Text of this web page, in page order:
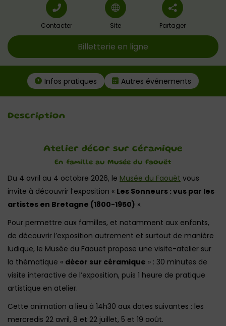
Contacter Site Partager
Billetterie en ligne
Infos pratiques Autres événements
Description
Atelier décor sur céramique
En famille au Musée du Faouët
Du 4 avril au 4 octobre 2026, le Musée du Faouët vous
invite à découvrir l’exposition « Les Sonneurs : vus par les
artistes en Bretagne (1800-1950) ».
Pour permettre aux familles, et notamment aux enfants,
de découvrir l’exposition autrement et surtout de manière
ludique, le Musée du Faouët propose une visite-atelier sur
la thématique « décor sur céramique » : 30 minutes de
visite interactive de l’exposition, puis 1 heure de pratique
artistique en atelier.
Cette animation a lieu à 14h30 aux dates suivantes : les
mercredis 22 avril, 8 et 22 juillet, 5 et 19 août.